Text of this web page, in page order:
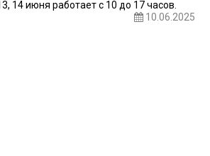
14 июня работает с 10 до 17 часов.
10.06.2025